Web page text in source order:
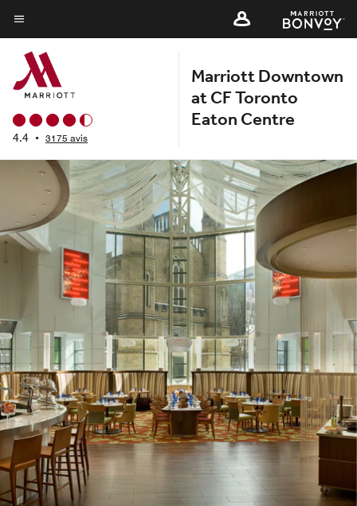
Skip
to
main
content
Texte du menu
4.4 • 3175 avis
Marriott Downtown
at CF Toronto
Eaton Centre